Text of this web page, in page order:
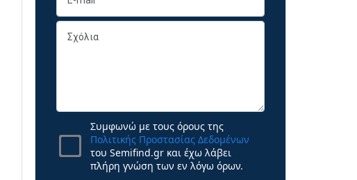
Συμφωνώ με τους όρους της
Πολιτικής Προστασίας Δεδομένων
του Semifind.gr και έχω λάβει
πλήρη γνώση των εν λόγω όρων.